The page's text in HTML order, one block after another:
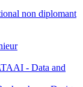
non diplomant
- Data and